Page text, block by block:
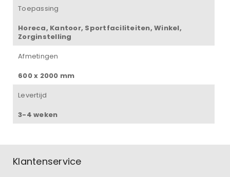
Toepassing
Horeca, Kantoor, Sportfaciliteiten, Winkel,
Zorginstelling
Afmetingen
600 x 2000 mm
Levertijd
3-4 weken
Klantenservice